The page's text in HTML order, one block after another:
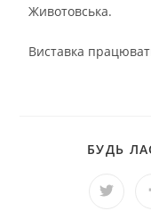
Животовська.
Виставка
БУДЬ